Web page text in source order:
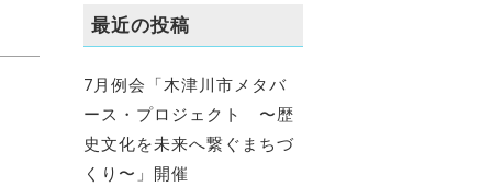
最近の投稿
7月例会「木津川市メタバ
ース・プロジェクト 〜歴
史文化を未来へ繋ぐまちづ
くり〜」開催